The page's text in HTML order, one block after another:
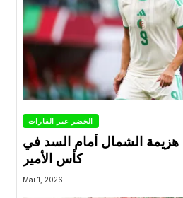
الخضر عبر القارات
الشمال أمام السد في
كأس الأمير
Mai 1, 2026